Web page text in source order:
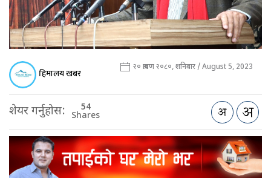
हिमालय खबर २० श्रावण २०८०, शनिबार / August 5, 2023
शेयर गर्नुहोस: 54
Shares